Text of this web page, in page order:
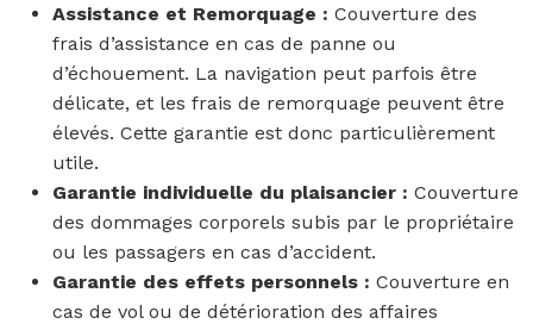
Assistance et Remorquage : Couverture des
frais d’assistance en cas de panne ou
d’échouement. La navigation peut parfois être
délicate, et les frais de remorquage peuvent être
élevés. Cette garantie est donc particulièrement
utile.
Garantie individuelle du plaisancier : Couverture
des dommages corporels subis par le propriétaire
ou les passagers en cas d’accident.
Garantie des effets personnels : Couverture en
cas de vol ou de détérioration des affaires